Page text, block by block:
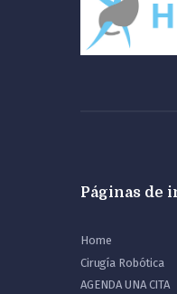
Páginas de
Home
Cirugía Robótica
AGENDA UNA CITA